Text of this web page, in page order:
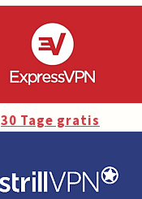
30 Tage gratis